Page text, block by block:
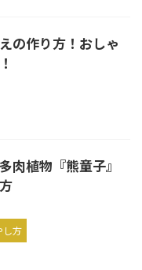
の作り方！おしゃ
肉植物『熊童子』
し方